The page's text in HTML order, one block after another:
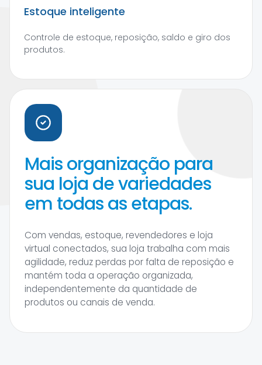
Estoque inteligente
Controle de estoque, reposição, saldo e giro dos
produtos.
Mais organização para
sua loja de variedades
em todas as etapas.
Com vendas, estoque, revendedores e loja
virtual conectados, sua loja trabalha com mais
agilidade, reduz perdas por falta de reposição e
mantém toda a operação organizada,
independentemente da quantidade de
produtos ou canais de venda.